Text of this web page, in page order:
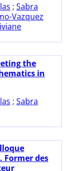
; Sabra
Vazquez
the
in
; Sabra
Former des